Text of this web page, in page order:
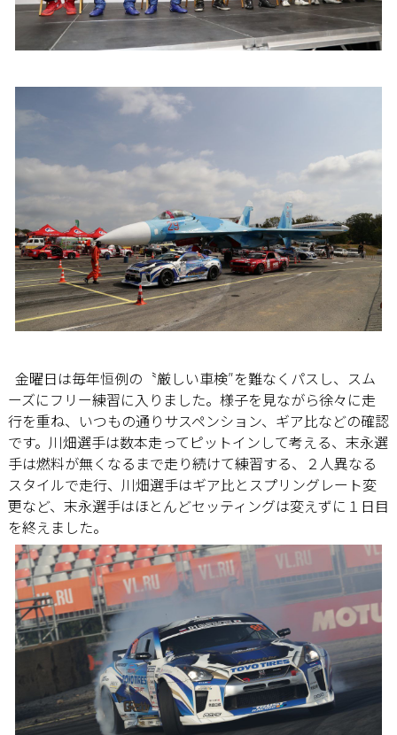
金曜日は毎年恒例の〝厳しい車検″を難なくパスし、スム
ーズにフリー練習に入りました。様子を見ながら徐々に走
行を重ね、いつもの通りサスペンション、ギア比などの確認
です。川畑選手は数本走ってピットインして考える、末永選
手は燃料が無くなるまで走り続けて練習する、２人異なる
スタイルで走行、川畑選手はギア比とスプリングレート変
更など、末永選手はほとんどセッティングは変えずに１日目
を終えました。